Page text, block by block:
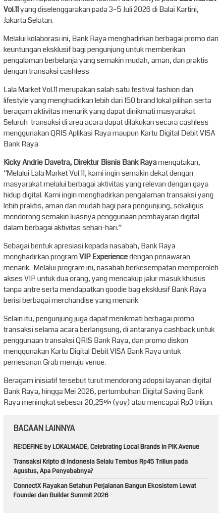
Vol.11yang diselenggarakan pada 3–5 Juli 2026 di Balai Kartini,
Jakarta Selatan.
Melalui kolaborasi ini, Bank Raya menghadirkan berbagai promo dan
keuntungan eksklusif bagi pengunjung untuk memberikan
pengalaman berbelanja yang semakin mudah, aman, dan praktis
dengan transaksi cashless.
Lala Market Vol.11 merupakan salah satu festival fashion dan
lifestyle yang menghadirkan lebih dari 150 brand lokal pilihan serta
beragam aktivitas menarik yang dapat dinikmati masyarakat.
Seluruh transaksi di area acara dapat dilakukan secara cashless
menggunakan QRIS Aplikasi Raya maupun Kartu Digital Debit VISA
Bank Raya.
Kicky Andrie Davetra, Direktur Bisnis Bank Rayamengatakan,
“Melalui Lala Market Vol.11, kami ingin semakin dekat dengan
masyarakat melalui berbagai aktivitas yang relevan dengan gaya
hidup digital. Kami ingin menghadirkan pengalaman transaksi yang
lebih praktis, aman dan mudah bagi para pengunjung, sekaligus
mendorong semakin luasnya penggunaan pembayaran digital
dalam berbagai aktivitas sehari-hari.”
Sebagai bentuk apresiasi kepada nasabah, Bank Raya
menghadirkan programVIP Experiencedengan penawaran
menarik. Melalui program ini, nasabah berkesempatan memperoleh
akses VIP untuk dua orang, yang mencakup jalur masuk khusus
tanpa antre serta mendapatkan goodie bag eksklusif Bank Raya
berisi berbagai merchandise yang menarik.
Selain itu, pengunjung juga dapat menikmati berbagai promo
transaksi selama acara berlangsung, di antaranya cashback untuk
penggunaan transaksi QRIS Bank Raya, dan promo diskon
menggunakan Kartu Digital Debit VISA Bank Raya untuk
pemesanan Grab menuju venue.
Beragam inisiatif tersebut turut mendorong adopsi layanan digital
Bank Raya, hingga Mei 2026, pertumbuhan Digital Saving Bank
Raya meningkat sebesar 20,25% (yoy) atau mencapai Rp3 triliun.
BACAAN LAINNYA
RE:DEFINE by LOKALMADE, Celebrating Local Brands in PIK Avenue
Transaksi Kripto di Indonesia Selalu Tembus Rp45 Triliun pada
Agustus, Apa Penyebabnya?
ConnectX Rayakan Setahun Perjalanan Bangun Ekosistem Lewat
Founder dan Builder Summit 2026